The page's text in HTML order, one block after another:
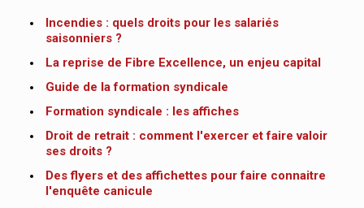
Incendies : quels droits pour les salariés
saisonniers ?
La reprise de Fibre Excellence, un enjeu capital
Guide de la formation syndicale
Formation syndicale : les affiches
Droit de retrait : comment l'exercer et faire valoir
ses droits ?
Des flyers et des affichettes pour faire connaitre
l'enquête canicule